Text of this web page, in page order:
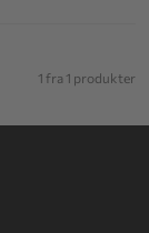
1 fra 1 produkter